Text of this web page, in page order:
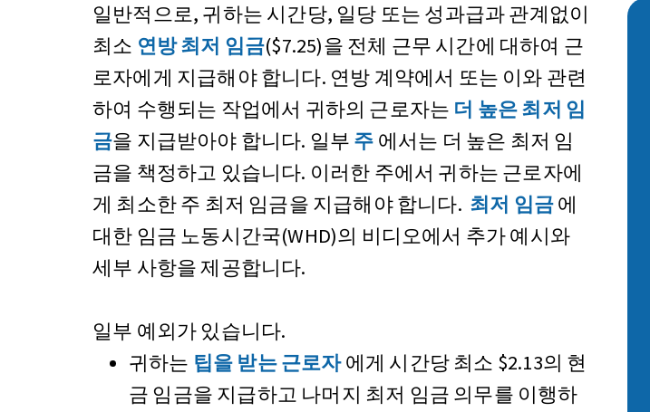
일반적으로, 귀하는 시간당, 일당 또는 성과급과 관계없이
최소 연방 최저 임금($7.25)을 전체 근무 시간에 대하여 근
로자에게 지급해야 합니다. 연방 계약에서 또는 이와 관련
하여 수행되는 작업에서 귀하의 근로자는 더 높은 최저 임
금을 지급받아야 합니다. 일부 주 에서는 더 높은 최저 임
금을 책정하고 있습니다. 이러한 주에서 귀하는 근로자에
게 최소한 주 최저 임금을 지급해야 합니다. 최저 임금에
대한 임금 노동시간국(WHD)의 비디오에서 추가 예시와
세부 사항을 제공합니다.
일부 예외가 있습니다.
귀하는 팁을 받는 근로자에게 시간당 최소 $2.13의 현
금 임금을 지급하고 나머지 최저 임금 의무를 이행하